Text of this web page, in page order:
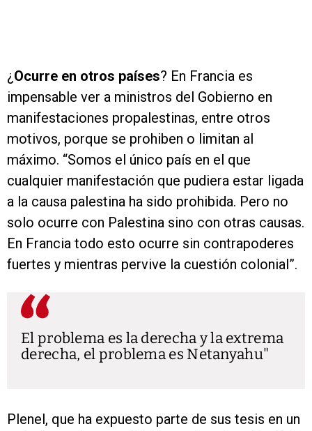
¿ Ocurre en otros países? En Francia es
impensable ver a ministros del Gobierno en
manifestaciones propalestinas, entre otros
motivos, porque se prohiben o limitan al
máximo. “Somos el único país en el que
cualquier manifestación que pudiera estar ligada
a la causa palestina ha sido prohibida. Pero no
solo ocurre con Palestina sino con otras causas.
En Francia todo esto ocurre sin contrapoderes
fuertes y mientras pervive la cuestión colonial”.
El problema es la derecha y la extrema
derecha, el problema es Netanyahu
Plenel, que ha expuesto parte de sus tesis en un